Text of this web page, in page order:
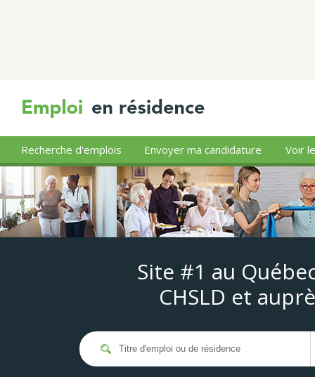
Recherche d'emplois Envoyer ma candidature Voir
Site #1 au
CHSLD et